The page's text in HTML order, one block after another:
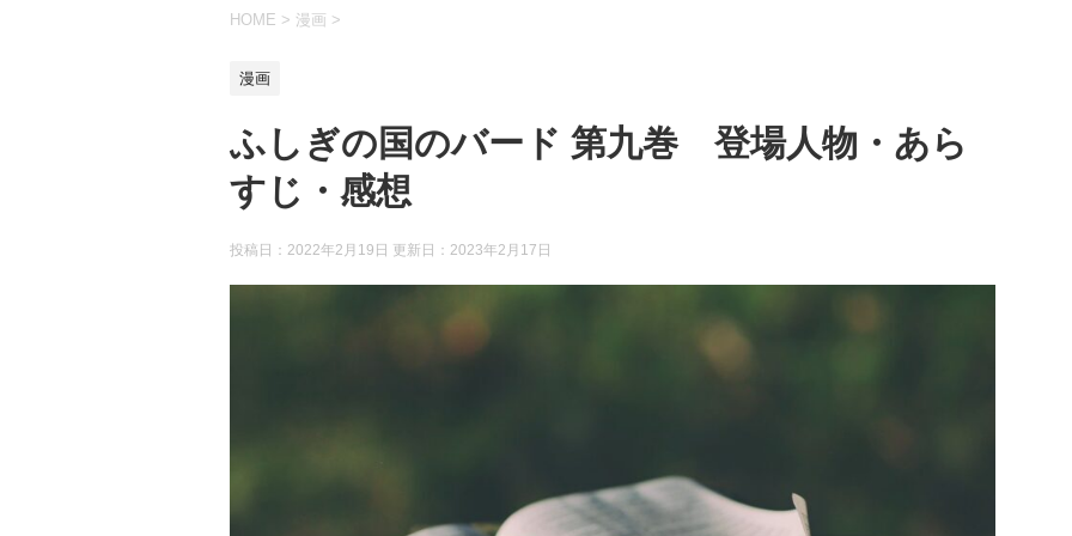
HOME > 漫画 >
漫画
ふしぎの国のバード 第九巻 登場人物・あら
すじ・感想
投稿日：2022年2月19日 更新日： 2023年2月17日